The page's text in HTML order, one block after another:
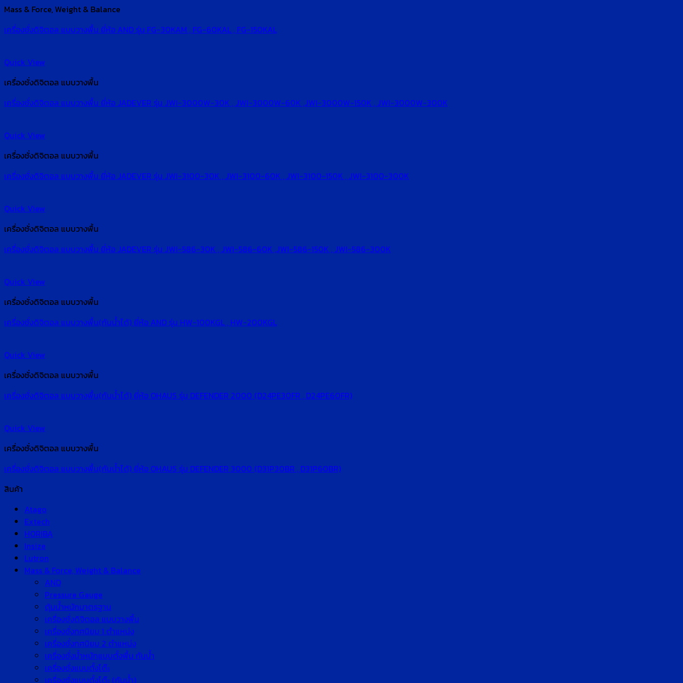
Mass & Force, Weight & Balance
เครื่องชั่งดิจิตอล แบบวางพื้น ยี่ห้อ AND รุ่น FG-30KAM , FG-60KAL , FG-150KAL
Quick View
เครื่องชั่งดิจิตอล แบบวางพื้น
เครื่องชั่งดิจิตอล แบบวางพื้น ยี่ห้อ JADEVER รุ่น JWI-3000W-30K , JWI-3000W-60K ,JWI-3000W-150K , JWI-3000W-300K
Quick View
เครื่องชั่งดิจิตอล แบบวางพื้น
เครื่องชั่งดิจิตอล แบบวางพื้น ยี่ห้อ JADEVER รุ่น JWI-3100-30K , JWI-3100-60K , JWI-3100-150K , JWI-3100-300K
Quick View
เครื่องชั่งดิจิตอล แบบวางพื้น
เครื่องชั่งดิจิตอล แบบวางพื้น ยี่ห้อ JADEVER รุ่น JWI-586-30K , JWI-586-60K ,JWI-586-150K , JWI-586-300K
Quick View
เครื่องชั่งดิจิตอล แบบวางพื้น
เครื่องชั่งดิจิตอล แบบวางพื้น(กันน้ำได้) ยี่ห้อ AND รุ่น HW-100KGL , HW-200KGL
Quick View
เครื่องชั่งดิจิตอล แบบวางพื้น
เครื่องชั่งดิจิตอล แบบวางพื้น(กันน้ำได้) ยี่ห้อ OHAUS รุ่น DEFENDER 2000 (D24PE30FR , D24PE60FR)
Quick View
เครื่องชั่งดิจิตอล แบบวางพื้น
เครื่องชั่งดิจิตอล แบบวางพื้น(กันน้ำได้) ยี่ห้อ OHAUS รุ่น DEFENDER 3000 (D31P30BR , D31P60BR)
สินค้า
Atago
Extech
HORIBA
Insize
Lutron
Mass & Force, Weight & Balance
AND
Pressure Gauge
ตุ้มน้ำหนักมาตรฐาน
เครื่องชั่งดิจิตอล แบบวางพื้น
เครื่องชั่งทศนิยม 1 ตำแหน่ง
เครื่องชั่งทศนิยม 2 ตำแหน่ง
เครื่องชั่งน้ำหนักแบบตั้งพื้น กันน้ำ
เครื่องชั่งแบบตั้งโต๊ะ
เครื่องชั่งแบบตั้งโต๊ะ (กันน้ำ)